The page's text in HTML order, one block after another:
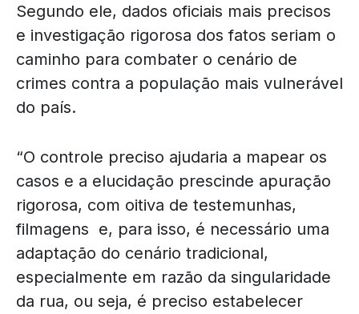
Segundo ele, dados oficiais mais precisos
e investigação rigorosa dos fatos seriam o
caminho para combater o cenário de
crimes contra a população mais vulnerável
do país.
“O controle preciso ajudaria a mapear os
casos e a elucidação prescinde apuração
rigorosa, com oitiva de testemunhas,
filmagens e, para isso, é necessário uma
adaptação do cenário tradicional,
especialmente em razão da singularidade
da rua, ou seja, é preciso estabelecer